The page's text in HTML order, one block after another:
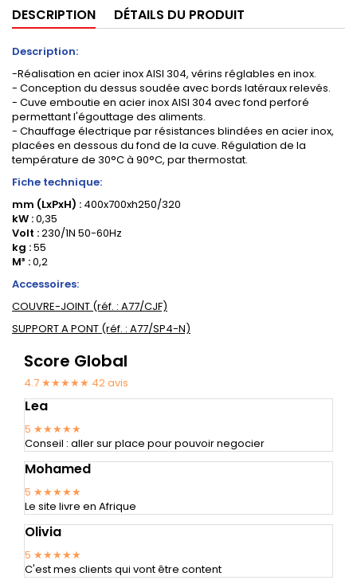
DESCRIPTION DÉTAILS DU PRODUIT
Description:
-Réalisation en acier inox AISI 304, vérins réglables en inox.
- Conception du dessus soudée avec bords latéraux relevés.
- Cuve emboutie en acier inox AISI 304 avec fond perforé
permettant l'égouttage des aliments.
- Chauffage électrique par résistances blindées en acier inox,
placées en dessous du fond de la cuve. Régulation de la
température de 30°C à 90°C, par thermostat.
Fiche technique:
mm (LxPxH) : 400x700xh250/320
kW :0,35
Volt :230/1N 50-60Hz
kg :55
M³ :0,2
Accessoires:
COUVRE-JOINT (réf. : A77/CJF)
SUPPORT A PONT (réf. : A77/SP4-N)
Score Global
4.7 ★★★★★ 42avis
Lea
5 ★★★★★
Conseil : aller sur place pour pouvoir negocier
Mohamed
5 ★★★★★
Le site livre en Afrique
Olivia
5 ★★★★★
C'est mes clients qui vont être content